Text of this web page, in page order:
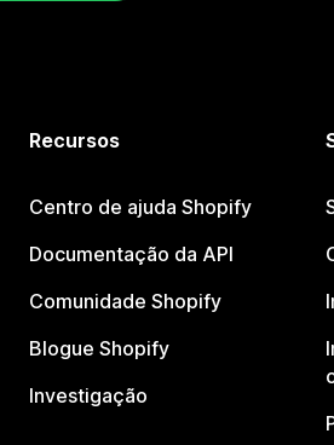
Recursos
Centro de ajuda Shopify
Documentação da API
Comunidade Shopify
Blogue Shopify
Investigação